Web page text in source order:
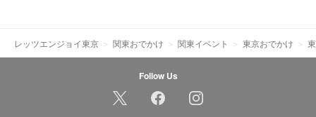
レッツエンジョイ東京 関東おでかけ 関東イベント 東京おでかけ
Follow Us